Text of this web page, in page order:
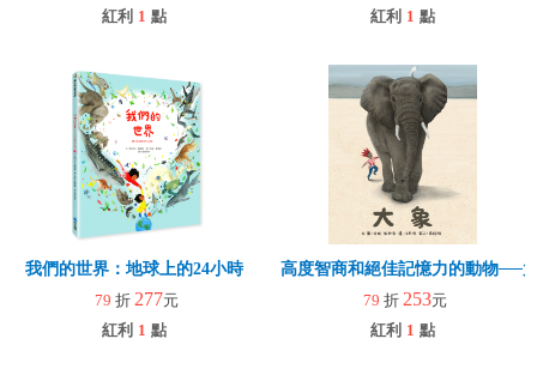
紅利 1 點
紅利 1 點
我們的世界：地球上的24小時
79 折 277元
紅利 1 點
高度智商和絕佳記憶力的動物──
79 折 253元
紅利 1 點